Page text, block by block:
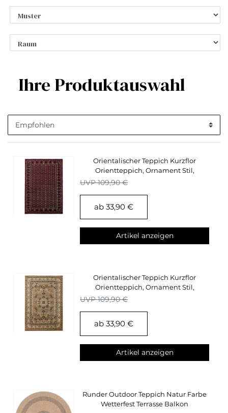
Ihre Produktauswahl
Orientalischer Teppich Kurzflor
Orientteppich, Ornament Stil,
Wohnzimmerteppich
UVP 109,90 €
ab 33,90 €
Artikel anzeigen
Orientalischer Teppich Kurzflor
Orientteppich, Ornament Stil,
Wohnzimmerteppich
UVP 109,90 €
ab 33,90 €
Artikel anzeigen
Runder Outdoor Teppich Natur Farbe
Wetterfest Terrasse Balkon